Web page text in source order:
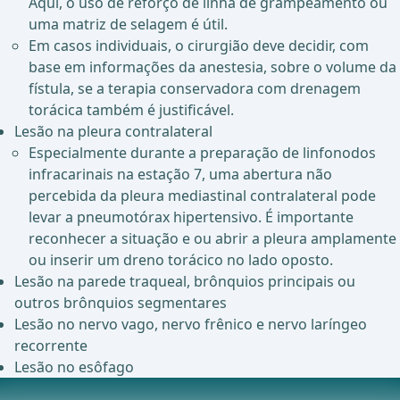
uma matriz de selagem é útil.
Em casos individuais, o cirurgião deve decidir, com
base em informações da anestesia, sobre o volume da
fístula, se a terapia conservadora com drenagem
torácica também é justificável.
Lesão na pleura contralateral
Especialmente durante a preparação de linfonodos
infracarinais na estação 7, uma abertura não
percebida da pleura mediastinal contralateral pode
levar a pneumotórax hipertensivo. É importante
reconhecer a situação e ou abrir a pleura amplamente
ou inserir um dreno torácico no lado oposto.
Lesão na parede traqueal, brônquios principais ou
outros brônquios segmentares
Lesão no nervo vago, nervo frênico e nervo laríngeo
recorrente
Lesão no esôfago
Complicações Pós-Operatórias